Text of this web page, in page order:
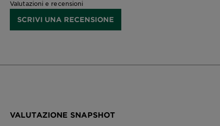
Valutazioni e recensioni
SCRIVI UNA RECENSIONE
VALUTAZIONE SNAPSHOT